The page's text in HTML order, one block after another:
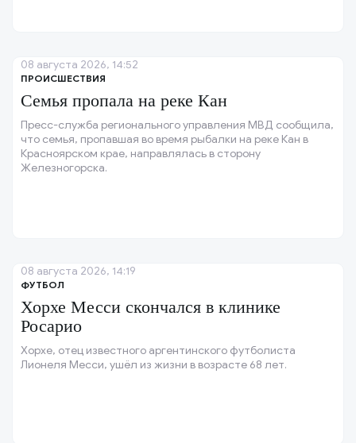
ПРОИСШЕСТВИЯ
Семья пропала на реке Кан
Пресс-служба регионального управления МВД сообщила,
что семья, пропавшая во время рыбалки на реке Кан в
Красноярском крае, направлялась в сторону
Железногорска.
08 августа 2026, 14:52
ФУТБОЛ
Хорхе Месси скончался в клинике
Росарио
Хорхе, отец известного аргентинского футболиста
Лионеля Месси, ушёл из жизни в возрасте 68 лет.
08 августа 2026, 14:19